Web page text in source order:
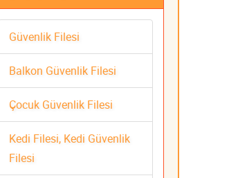
Güvenlik Filesi
Balkon Güvenlik Filesi
Çocuk Güvenlik Filesi
Kedi Filesi, Kedi Güvenlik
Filesi